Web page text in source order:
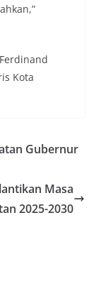
Kota
Gubernur
Masa
2025-2030